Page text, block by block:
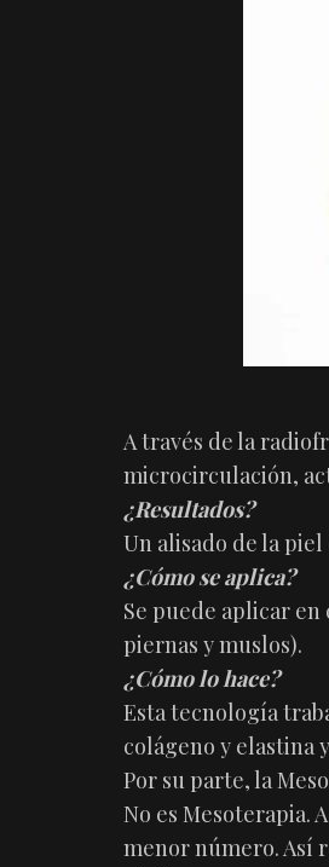
A través de la
microcirculación,
¿Resultados?
Un alisado de la
¿Cómo se aplica?
Se puede aplicar
piernas y muslos).
¿Cómo lo hace?
Esta tecnología
colágeno y elastina
Por su parte, la
No es Mesoterapia.
menor número. Así